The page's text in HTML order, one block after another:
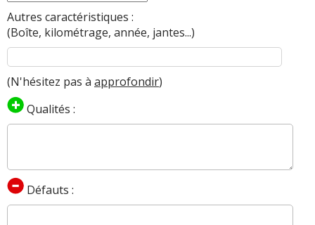
Autres caractéristiques :
(Boîte, kilométrage, année, jantes...)
(N'hésitez pas à approfondir)
Qualités :
Défauts :